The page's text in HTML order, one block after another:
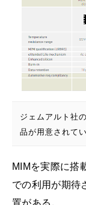
ジェムアルト社
品が用意されて
MIMを実際に搭
での利用が期待
置がある。